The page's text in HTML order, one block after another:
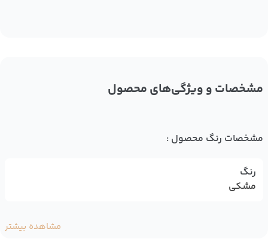
مشخصات و ویژگی‌های محصول
مشخصات رنگ محصول :
رنگ
مشکی
مشاهده بیشتر